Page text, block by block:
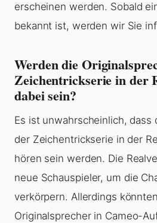
erscheinen werden. Sobald
bekannt ist, werden wir Sie
Werden die
Zeichentrickserie in der
dabei sein?
Es ist unwahrscheinlich, dass
der Zeichentrickserie in der
hören sein werden. Die
neue Schauspieler, um die
verkörpern. Allerdings
Originalsprecher in Cameo-